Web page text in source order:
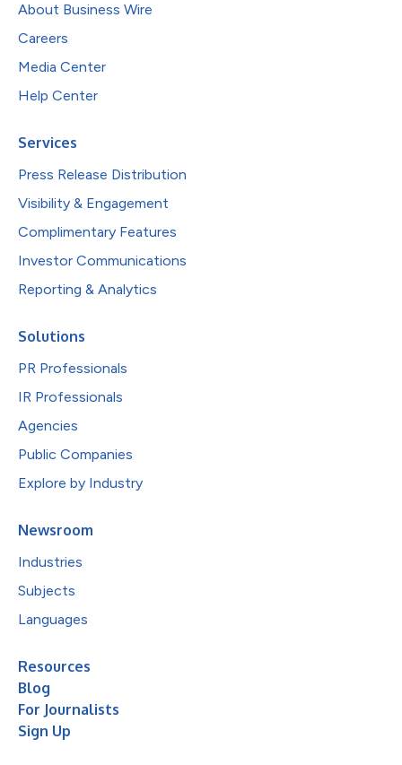
About Business Wire
Careers
Media Center
Help Center
Services
Press Release Distribution
Visibility & Engagement
Complimentary Features
Investor Communications
Reporting & Analytics
Solutions
PR Professionals
IR Professionals
Agencies
Public Companies
Explore by Industry
Newsroom
Industries
Subjects
Languages
Resources
Blog
For Journalists
Sign Up